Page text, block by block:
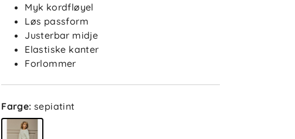
Myk kordfløyel
Løs passform
Justerbar midje
Elastiske kanter
Forlommer
Farge: sepiatint